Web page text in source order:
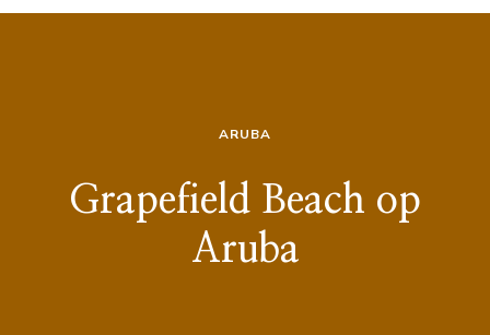
ARUBA
Grapefield Beach op
Aruba